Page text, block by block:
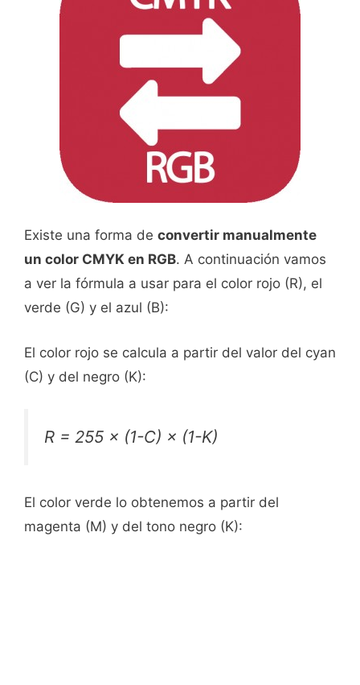
Existe una forma de convertir manualmente
un color CMYK en RGB. A continuación vamos
a ver la fórmula a usar para el color rojo (R), el
verde (G) y el azul (B):
El color rojo se calcula a partir del valor del cyan
(C) y del negro (K):
R = 255 × (1-C) × (1-K)
El color verde lo obtenemos a partir del
magenta (M) y del tono negro (K):